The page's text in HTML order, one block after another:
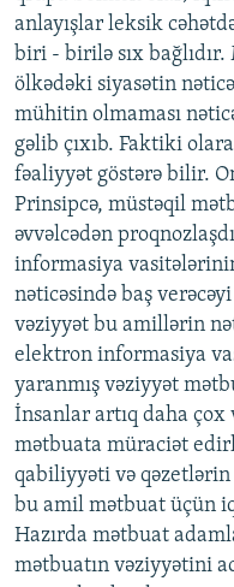
anlayışlar leksik
biri - birilə sıx
ölkədəki siyasətin
mühitin olmaması
gəlib çıxıb. Faktiki
fəaliyyət göstərə bilir.
Prinsipcə, müstəqil
əvvəlcədən
informasiya
nəticəsində baş
vəziyyət bu amillərin
elektron informasiya
yaranmış vəziyyət
İnsanlar artıq daha
mətbuata müraciət
qabiliyyəti və qəzetlərin
bu amil mətbuat üçün
Hazırda mətbuat
mətbuatın vəziyyətini